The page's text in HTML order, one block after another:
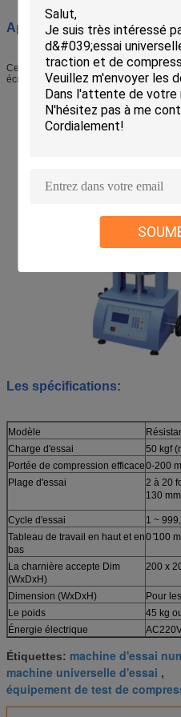
Applications:
Ce testeur convient à l'essai de la
écran LCD.
Les spécifications:
Modèle
Charge d'essai
50 kgf
Portée de compression efficace0-200
Plage d'essai
2 à 20
130
Cycle d'essai
1 ~
Tableau de travail en haut et en
bas
0 ̊100
La charnière accepte Dim
(WxDxH)
200 x
Dimension (WxDxH)
Pour
Le poids
45 kg
Énergie électrique
Étiquettes: machine d'essai
machine universelle d'essai ,
équipement de test de